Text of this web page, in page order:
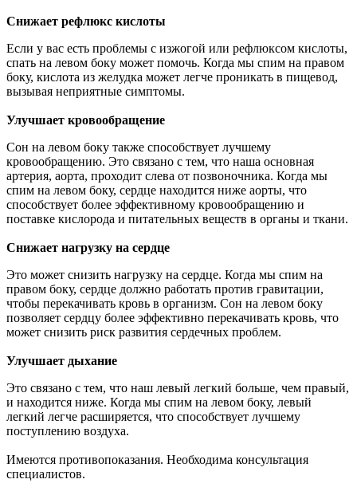
Снижает рефлюкс кислоты
Если у вас есть проблемы с изжогой или рефлюксом кислоты,
спать на левом боку может помочь. Когда мы спим на правом
боку, кислота из желудка может легче проникать в пищевод,
вызывая неприятные симптомы.
Улучшает кровообращение
Сон на левом боку также способствует лучшему
кровообращению. Это связано с тем, что наша основная
артерия, аорта, проходит слева от позвоночника. Когда мы
спим на левом боку, сердце находится ниже аорты, что
способствует более эффективному кровообращению и
поставке кислорода и питательных веществ в органы и ткани.
Снижает нагрузку на сердце
Это может снизить нагрузку на сердце. Когда мы спим на
правом боку, сердце должно работать против гравитации,
чтобы перекачивать кровь в организм. Сон на левом боку
позволяет сердцу более эффективно перекачивать кровь, что
может снизить риск развития сердечных проблем.
Улучшает дыхание
Это связано с тем, что наш левый легкий больше, чем правый,
и находится ниже. Когда мы спим на левом боку, левый
легкий легче расширяется, что способствует лучшему
поступлению воздуха.
Имеются противопоказания. Необходима консультация
специалистов.